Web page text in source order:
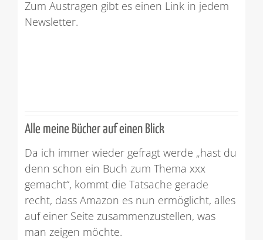
Zum Austragen gibt es einen Link in jedem
Newsletter.
Alle meine Bücher auf einen Blick
Da ich immer wieder gefragt werde „hast du
denn schon ein Buch zum Thema xxx
gemacht“, kommt die Tatsache gerade
recht, dass Amazon es nun ermöglicht, alles
auf einer Seite zusammenzustellen, was
man zeigen möchte.